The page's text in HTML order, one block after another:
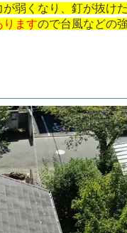
弱くなり、釘が抜け
りますので台風などの